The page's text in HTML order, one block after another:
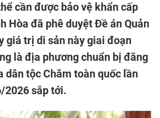
cần được bảo vệ khẩn cấp
Hòa đã phê duyệt Đề án Quản
giá trị di sản này giai đoạn
là địa phương chuẩn bị đăng
dân tộc Chăm toàn quốc lần
2026 sắp tới.